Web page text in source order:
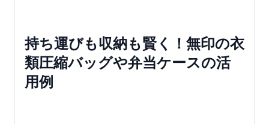
持ち運びも収納も賢く！無印の衣
類圧縮バッグや弁当ケースの活
用例